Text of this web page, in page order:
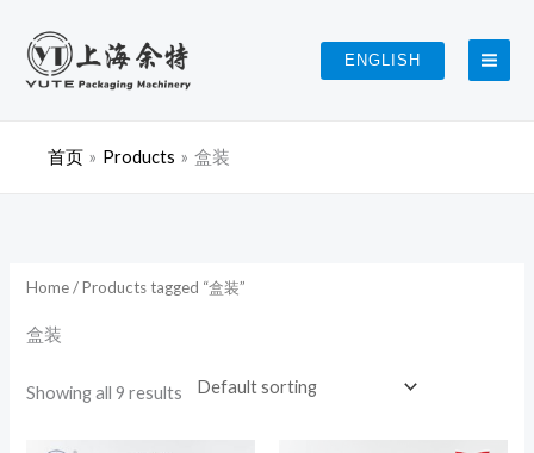
ENGLISH
首页 Products 盒装
Home/ Products tagged “盒装”
盒装
Showing all 9 results